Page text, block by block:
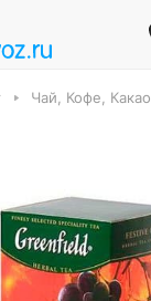
Чай, Кофе, Какао